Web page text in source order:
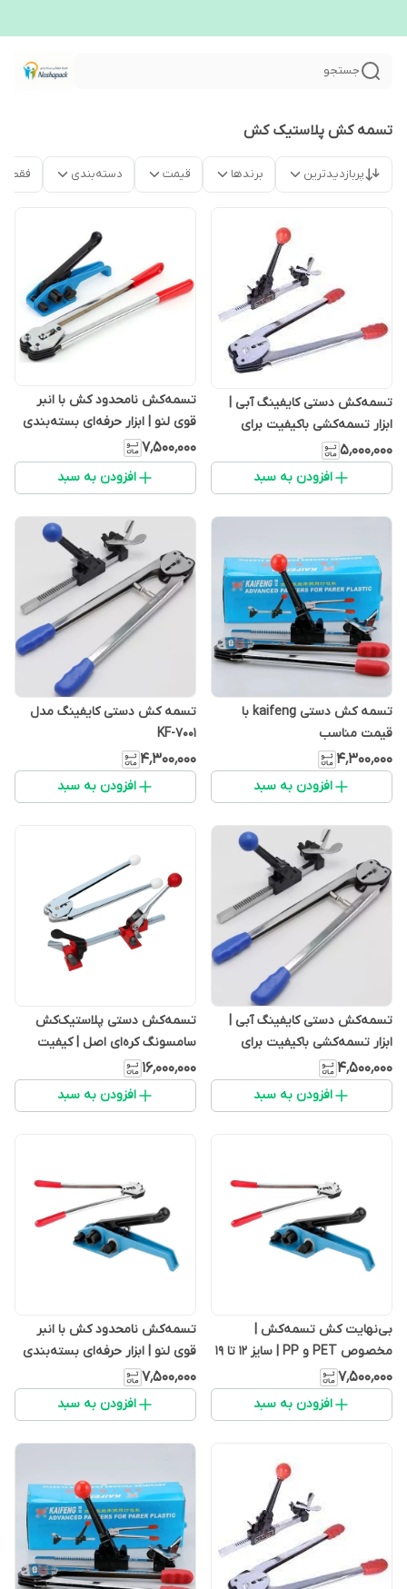
جستجو
تسمه کش پلاستیک کش
پربازدیدترین برندها قیمت دسته‌بندی فقط
تسمه‌کش دستی کایفینگ آبی |
ابزار تسمه‌کشی باکیفیت برای
بسته‌بندی حرفه‌ای
۵٬۰۰۰٬۰۰۰
افزودن به سبد
تسمه‌کش نامحدود کش با انبر
قوی لنو | ابزار حرفه‌ای بسته‌بندی
پلاستیکی PET و PP
۷٬۵۰۰٬۰۰۰
افزودن به سبد
تسمه کش دستی kaifeng با
قیمت مناسب
۴٬۳۰۰٬۰۰۰
افزودن به سبد
تسمه کش دستی کایفینگ مدل
KF-7001
۴٬۳۰۰٬۰۰۰
افزودن به سبد
تسمه‌کش دستی کایفینگ آبی |
ابزار تسمه‌کشی باکیفیت برای
بسته‌بندی حرفه‌ای
۴٬۵۰۰٬۰۰۰
افزودن به سبد
تسمه‌کش دستی پلاستیک‌کش
سامسونگ کره‌ای اصل | کیفیت
برتر برای تسمه PET و PP
۱۶٬۰۰۰٬۰۰۰
افزودن به سبد
بی‌نهایت کش تسمه‌کش |
مخصوص PET و PP | سایز ۱۲ تا ۱۹
| بسته‌بندی حرفه‌ای
۷٬۵۰۰٬۰۰۰
افزودن به سبد
تسمه‌کش نامحدود کش با انبر
قوی لنو | ابزار حرفه‌ای بسته‌بندی
پلاستیکی PET و PP
۷٬۵۰۰٬۰۰۰
افزودن به سبد